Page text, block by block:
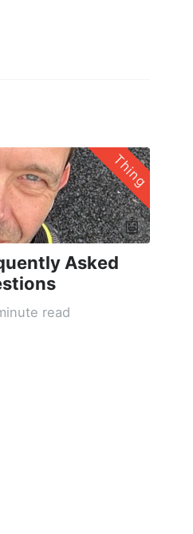
Thing
🤖
Asked
read